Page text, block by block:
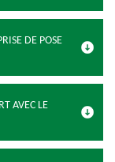
DE POSE
AVEC LE